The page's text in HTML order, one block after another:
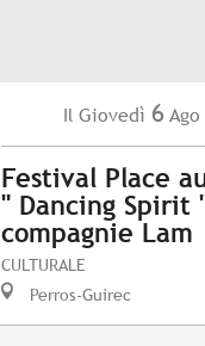
Il Giovedì 6 Ago
Festival Place
" Dancing Spirit
compagnie Lam
CULTURALE
Perros-Guirec